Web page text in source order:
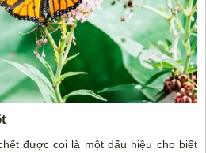
được coi là một dấu hiệu cho biết